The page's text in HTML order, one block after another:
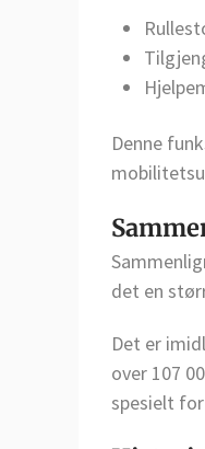
Denne
det en
Det er
over 107
spesielt